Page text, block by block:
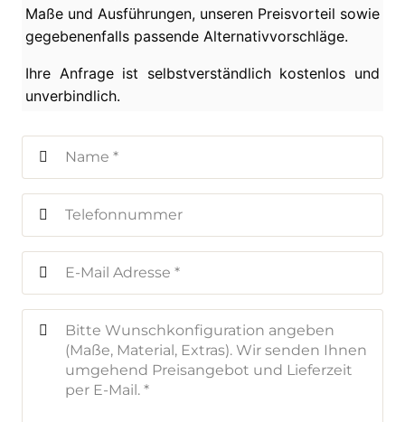
Maße und Ausführungen, unseren Preisvorteil sowie
gegebenenfalls passende Alternativvorschläge.
Ihre Anfrage ist selbstverständlich kostenlos und
unverbindlich.